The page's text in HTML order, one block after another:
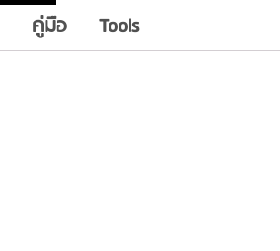
คู่มือ Tools